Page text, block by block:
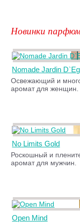
Новинки
Nomade Jardin
Освежающий и
аромат для женщин.
No Limits Gold
Роскошный и
аромат для мужчин.
Open Mind